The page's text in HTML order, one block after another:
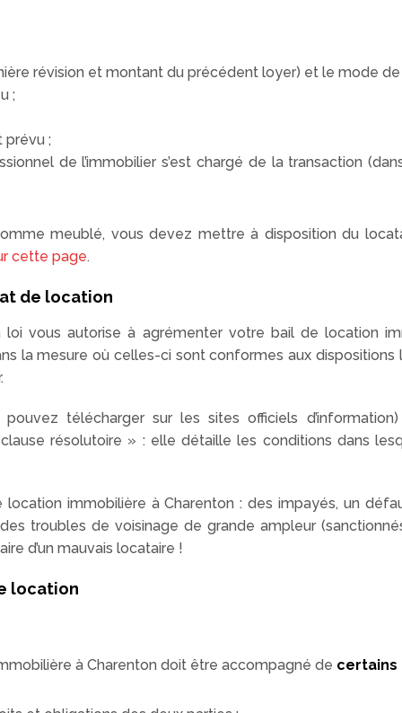
révision et montant du précédent loyer) et le mode
;
prévu ;
de l’immobilier s’est chargé de la transaction
meublé, vous devez mettre à disposition du
cette page.
de location
vous autorise à agrémenter votre bail de location
la mesure où celles-ci sont conformes aux
télécharger sur les sites officiels
résolutoire » : elle détaille les conditions dans
immobilière à Charenton : des impayés, un
troubles de voisinage de grande ampleur
d’un mauvais locataire !
location
à Charenton doit être accompagné de certains